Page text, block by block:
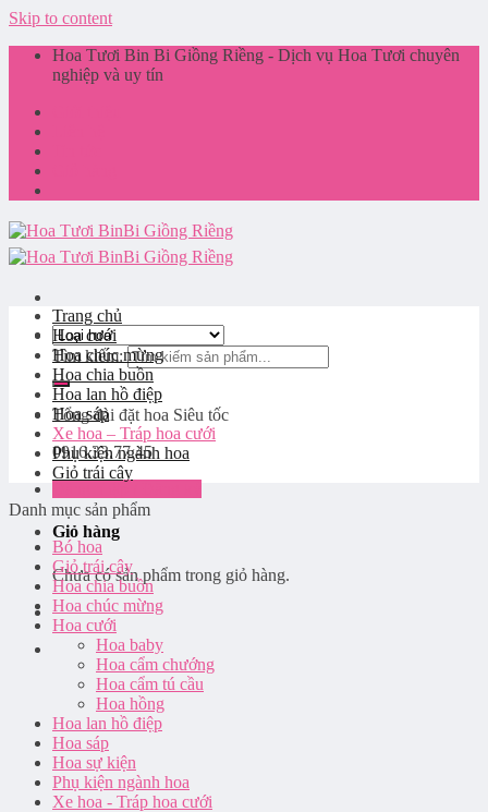
Skip to content
Hoa Tươi Bin Bi Giồng Riềng - Dịch vụ Hoa Tươi chuyên
nghiệp và uy tín
Tìm kiếm:
Tổng đài đặt hoa Siêu tốc
0916.33.77.45
Giỏ hàng
Chưa có sản phẩm trong giỏ hàng.
Trang chủ
Hoa cưới
Hoa chúc mừng
Hoa chia buồn
Hoa lan hồ điệp
Hoa sáp
Xe hoa – Tráp hoa cưới
Phụ kiện ngành hoa
Giỏ trái cây
Danh mục sản phẩm
Bó hoa
Giỏ trái cây
Hoa chia buồn
Hoa chúc mừng
Hoa cưới
Hoa baby
Hoa cẩm chướng
Hoa cẩm tú cầu
Hoa hồng
Hoa lan hồ điệp
Hoa sáp
Hoa sự kiện
Phụ kiện ngành hoa
Xe hoa - Tráp hoa cưới